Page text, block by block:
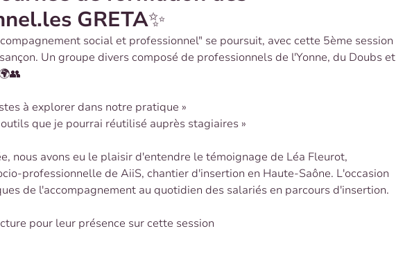
GRETA✨
social et professionnel" se poursuit, avec cette 5ème session
Un groupe divers composé de professionnels de l'Yonne, du Doubs et
à explorer dans notre pratique »
que je pourrai réutilisé auprès stagiaires »
nous avons eu le plaisir d'entendre le témoignage de Léa Fleurot,
professionnelle de AiiS, chantier d'insertion en Haute-Saône. L'occasion
de l'accompagnement au quotidien des salariés en parcours d'insertion.
pour leur présence sur cette session